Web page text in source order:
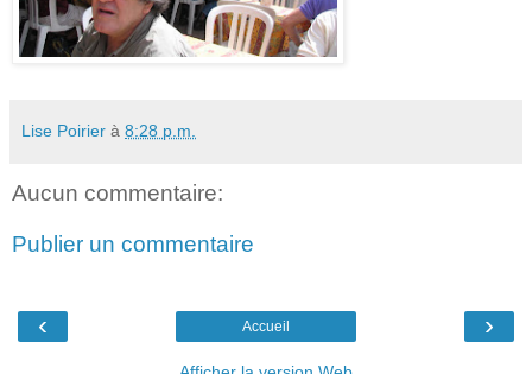
Lise Poirier à 8:28 p.m.
Aucun commentaire:
Publier un commentaire
‹ ›
Accueil